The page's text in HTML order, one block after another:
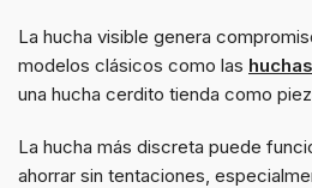
La hucha visible genera
modelos clásicos como las
una hucha cerdito tienda como
La hucha más discreta puede
ahorrar sin tentaciones,